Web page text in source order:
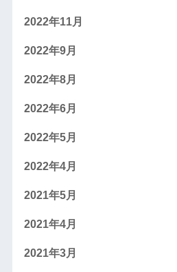
2022年11月
2022年9月
2022年8月
2022年6月
2022年5月
2022年4月
2021年5月
2021年4月
2021年3月